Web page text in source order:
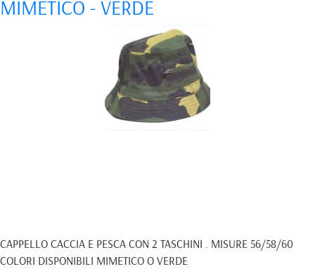
MIMETICO - VERDE
CAPPELLO CACCIA E PESCA CON 2 TASCHINI . MISURE 56/58/60
COLORI DISPONIBILI MIMETICO O VERDE